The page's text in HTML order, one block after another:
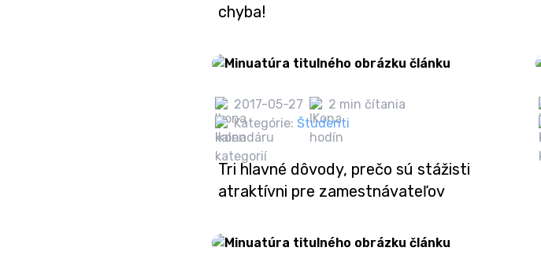
chyba!
2017-05-27
2 min čítania
Kategórie: Študenti
Tri hlavné dôvody, prečo sú stážisti
atraktívni pre zamestnávateľov